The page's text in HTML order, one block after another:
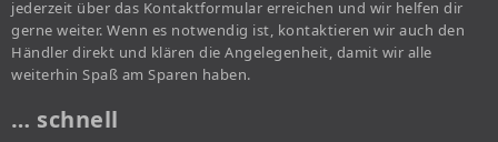
jederzeit über das Kontaktformular erreichen und wir helfen dir
gerne weiter. Wenn es notwendig ist, kontaktieren wir auch den
Händler direkt und klären die Angelegenheit, damit wir alle
weiterhin Spaß am Sparen haben.
… schnell